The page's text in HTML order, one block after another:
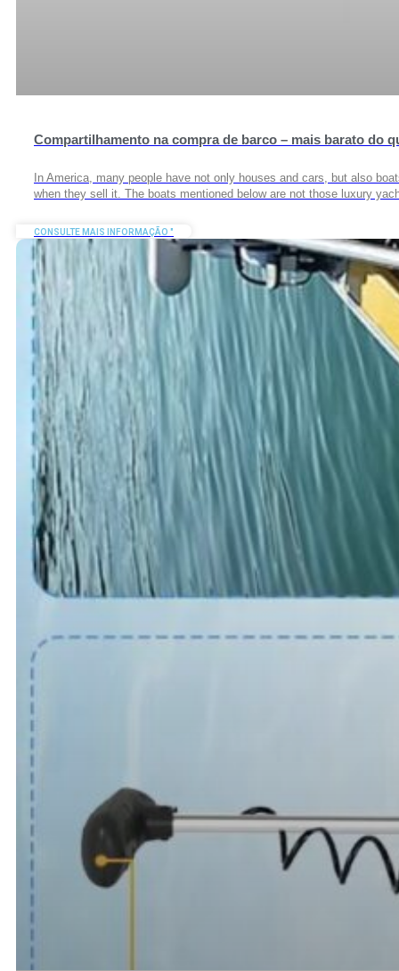
Compartilhamento na compra de barco – mais barato do
In America, many people have not only houses and cars, but also
when they sell it. The boats mentioned below are not those luxury
CONSULTE MAIS INFORMAÇÃO "